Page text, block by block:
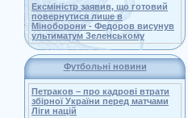
Ексміністр заявив, що готовий
повернутися лише в
Міноборони - Федоров висунув
ультиматум Зеленському
Футбольні новини
Петраков – про кадрові втрати
збірної України перед матчами
Ліги націй